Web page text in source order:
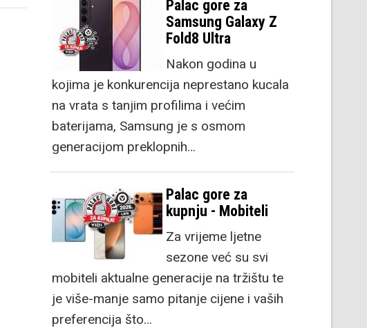
Palac gore za
Samsung Galaxy Z
Fold8 Ultra
Nakon godina u
kojima je konkurencija neprestano kucala
na vrata s tanjim profilima i većim
baterijama, Samsung je s osmom
generacijom preklopnih…
Palac gore za
kupnju - Mobiteli
Za vrijeme ljetne
sezone već su svi
mobiteli aktualne generacije na tržištu te
je više-manje samo pitanje cijene i vaših
preferencija što…